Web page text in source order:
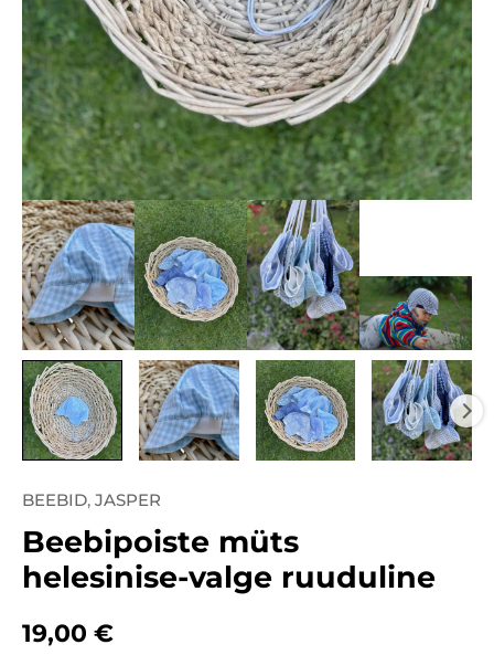
BEEBID, JASPER
Beebipoiste müts
helesinise-valge ruuduline
19,00 €
Beebipoiste
müts
helesinise-
ruuduline